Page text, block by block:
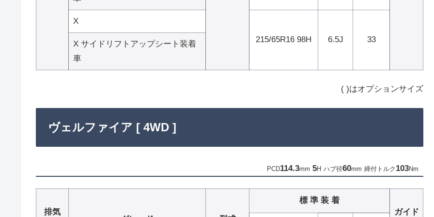
X
215/65R16 98H
6.5J 33
X サイドリフトアップシート装着
車
( )はオプションサイズ
ヴェルファイア [ 4WD ]
PCD114.3mm 5H ハブ径60mm 締付トルク 103Nm
排気
標 準 装 着
ガイド